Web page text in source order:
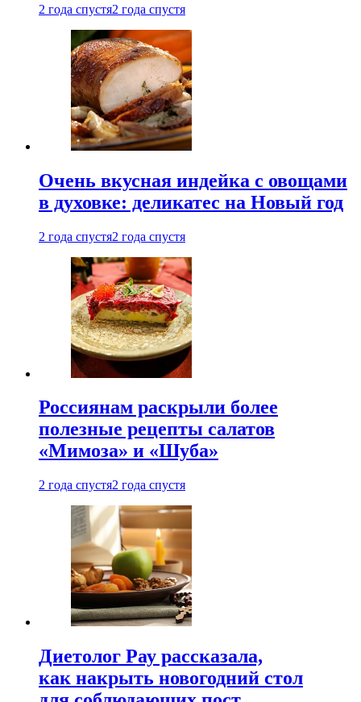
2 года спустя2 года спустя
Очень вкусная индейка с овощами
в духовке: деликатес на Новый год
2 года спустя2 года спустя
Россиянам раскрыли более
полезные рецепты салатов
«Мимоза» и «Шуба»
2 года спустя2 года спустя
Диетолог Рау рассказала,
как накрыть новогодний стол